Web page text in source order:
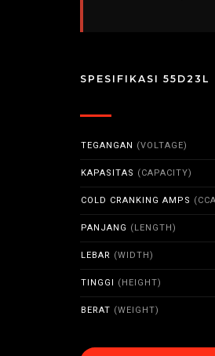
SPESIFIKASI 55D23L
TEGANGAN (VOLTAGE)
KAPASITAS (CAPACITY)
COLD CRANKING AMPS
PANJANG (LENGTH)
LEBAR (WIDTH)
TINGGI (HEIGHT)
BERAT (WEIGHT)